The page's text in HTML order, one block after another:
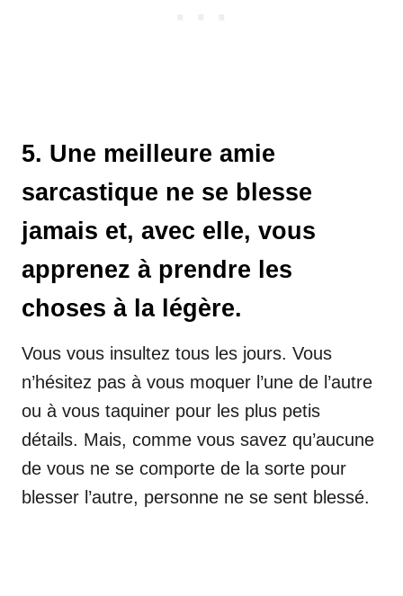
5. Une meilleure amie
sarcastique ne se blesse
jamais et, avec elle, vous
apprenez à prendre les
choses à la légère.
Vous vous insultez tous les jours. Vous
n’hésitez pas à vous moquer l’une de l’autre
ou à vous taquiner pour les plus petis
détails. Mais, comme vous savez qu’aucune
de vous ne se comporte de la sorte pour
blesser l’autre, personne ne se sent blessé.